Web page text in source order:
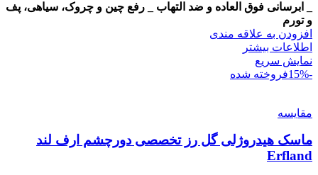
_ ابرسانی فوق العاده و ضد التهاب
_ رفع چین و چروک، سیاهی، پف
و تورم
افزودن به علاقه مندی
اطلاعات بیشتر
نمایش سریع
-15%
فروخته شده
مقايسه
ماسک هیدروژلی گل رز تخصصی دورچشم ارف لند
Erfland